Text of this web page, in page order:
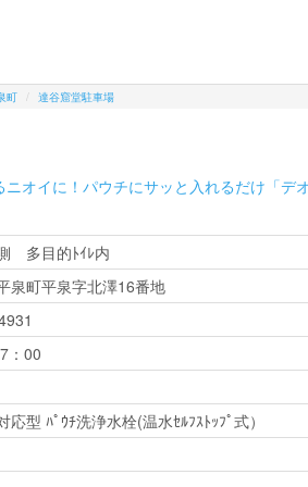
町 達谷窟堂駐車場
オイに！パウチにサッと入れるだけ「デ
多目的ﾄｲﾚ内
泉町平泉字北澤16番地
：00
応型 ﾊﾟｳﾁ洗浄水栓(温水ｾﾙﾌｽﾄｯﾌﾟ式）